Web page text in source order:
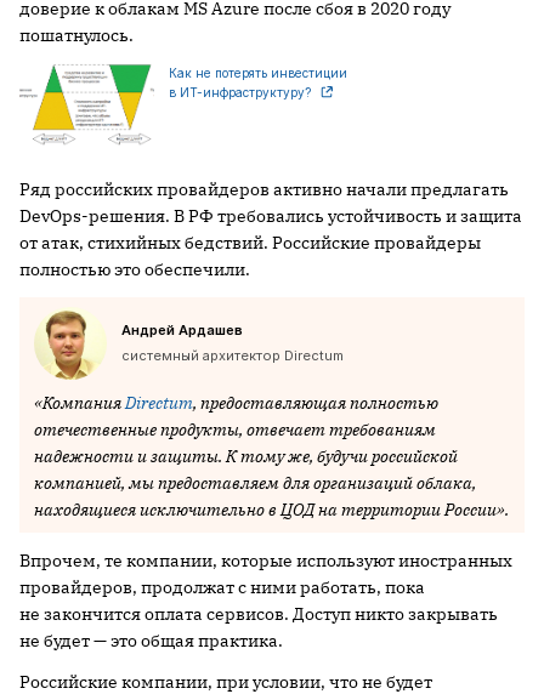
доверие к облакам MS Azure после сбоя в 2020 году
пошатнулось.
Как не потерять инвестиции
в ИТ-инфраструктуру?
Ряд российских провайдеров активно начали предлагать
DevOps-решения. В РФ требовались устойчивость и защита
от атак, стихийных бедствий. Российские провайдеры
полностью это обеспечили.
Андрей Ардашев
системный архитектор Directum
«КомпанияDirectum, предоставляющая полностью
отечественные продукты, отвечает требованиям
надежности и защиты. К тому же, будучи российской
компанией, мы предоставляем для организаций облака,
находящиеся исключительно в ЦОД на территории России».
Впрочем, те компании, которые используют иностранных
провайдеров, продолжат с ними работать, пока
не закончится оплата сервисов. Доступ никто закрывать
не будет — это общая практика.
Российские компании, при условии, что не будет